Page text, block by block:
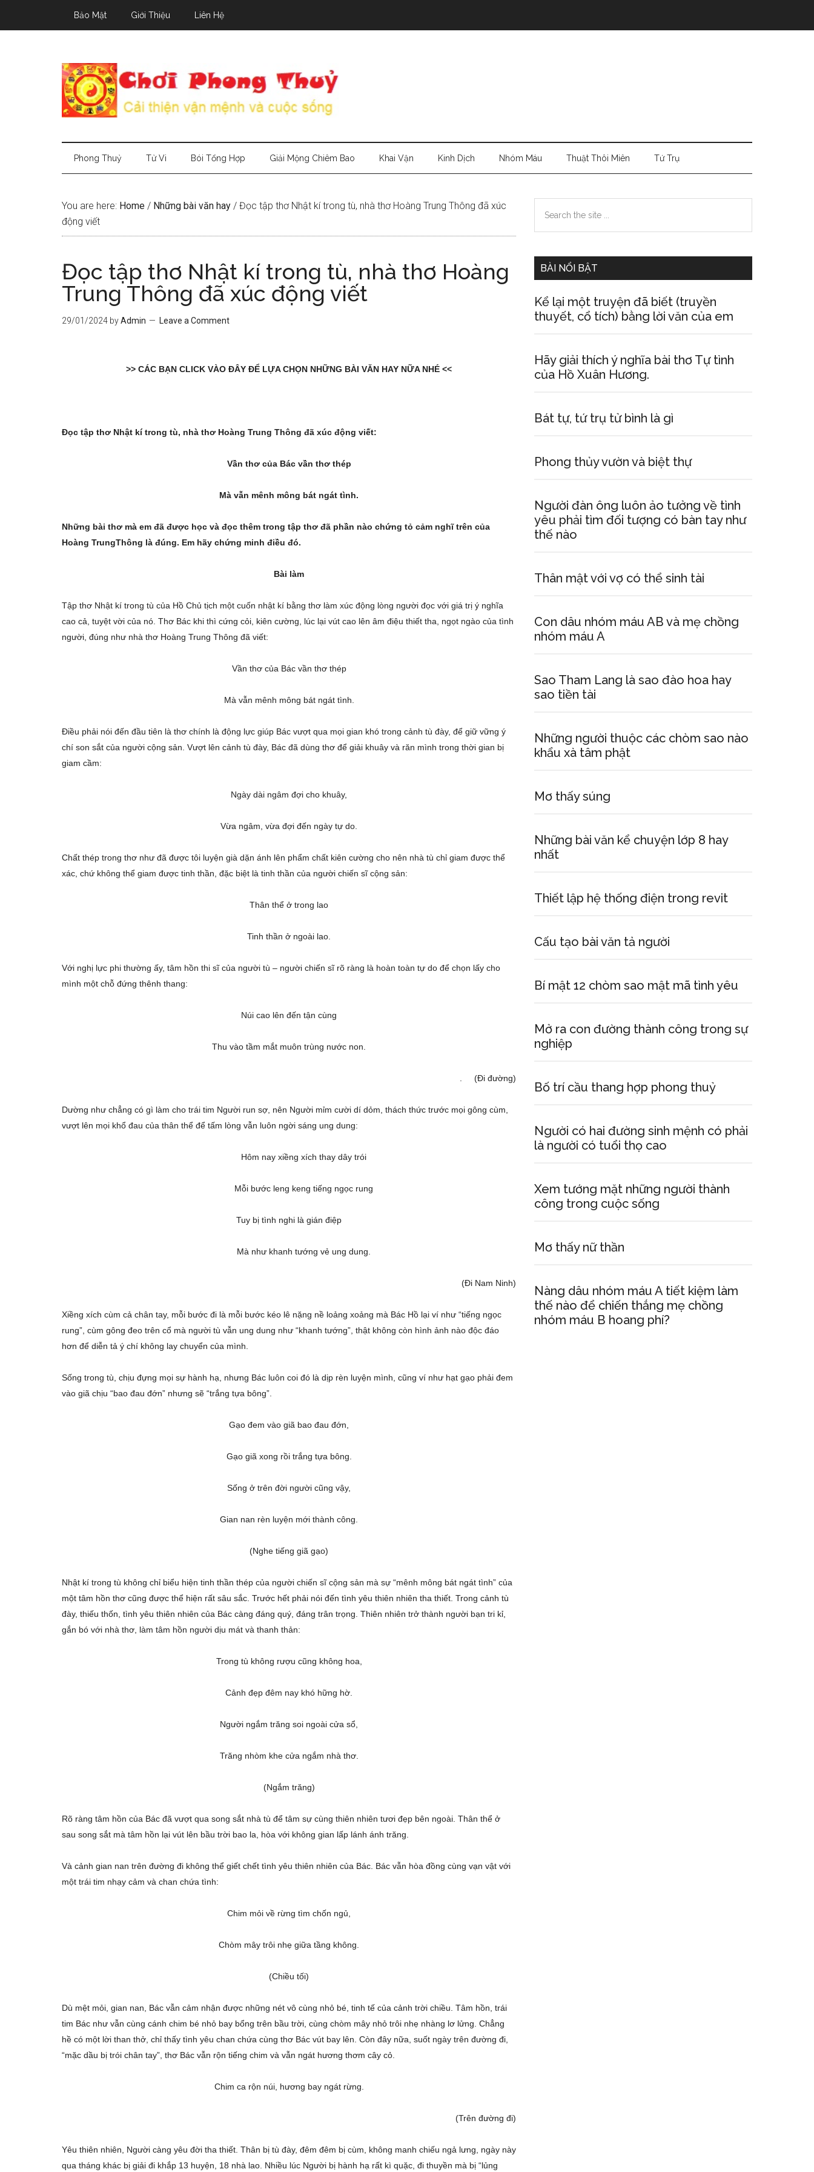
Bảo Mật Giới Thiệu Liên Hệ
Phong Thuỷ Tử Vi Bói Tổng Hợp Giải Mộng Chiêm Bao Khai Vận Kinh Dịch Nhóm Máu Thuật Thôi Miên Tứ Trụ
You are here: Home / Những bài văn hay / Đọc tập thơ Nhật kí trong tù, nhà thơ Hoàng Trung Thông đã xúc
động viết
Đọc tập thơ Nhật kí trong tù, nhà thơ Hoàng
Trung Thông đã xúc động viết
29/01/2024 byAdmin Leave a Comment
>> CÁC BẠN CLICK VÀO ĐÂY ĐỂ LỰA CHỌN NHỮNG BÀI VĂN HAY NỮA NHÉ <<
Đọc tập thơ Nhật kí trong tù, nhà thơ Hoàng Trung Thông đã xúc động viết:
Vần thơ của Bác vần thơ thép
Mà vẫn mênh mông bát ngát tình.
Những bài thơ mà em đã được học và đọc thêm trong tập thơ đã phần nào chứng tỏ cảm nghĩ trên của
Hoàng TrungThông là đúng. Em hãy chứng minh điều đó.
Bài làm
Tập thơ Nhật kí trong tù của Hồ Chủ tịch một cuốn nhật kí bằng thơ làm xúc động lòng người đọc với giá trị ý nghĩa
cao cả, tuyệt vời của nó. Thơ Bác khi thì cứng cỏi, kiên cường, lúc lại vút cao lên âm điệu thiết tha, ngọt ngào của tình
người, đúng như nhà thơ Hoàng Trung Thông đã viết:
Vần thơ của Bác vần thơ thép
Mà vẫn mênh mông bát ngát tình.
Điều phải nói đến đầu tiên là thơ chính là động lực giúp Bác vượt qua mọi gian khó trong cảnh tù đày, để giữ vững ý
chí son sắt của người cộng sản. Vượt lên cảnh tù đày, Bác đã dùng thơ để giải khuây và răn mình trong thời gian bị
giam cầm:
Ngày dài ngâm đợi cho khuây,
Vừa ngâm, vừa đợi đến ngày tự do.
Chất thép trong thơ như đã được tôi luyện già dặn ánh lên phẩm chất kiên cường cho nên nhà tù chỉ giam được thể
xác, chứ không thể giam được tinh thần, đặc biệt là tinh thần của người chiến sĩ cộng sản:
Thân thể ở trong lao
Tinh thần ở ngoài lao.
Với nghị lực phi thường ấy, tâm hồn thi sĩ của người tù – người chiến sĩ rõ ràng là hoàn toàn tự do để chọn lấy cho
mình một chỗ đứng thênh thang:
Núi cao lên đến tận cùng
Thu vào tầm mắt muôn trùng nước non.
. (Đi đường)
Dường như chẳng có gì làm cho trái tim Người run sợ, nên Người mỉm cười dí dỏm, thách thức trước mọi gông cùm,
vượt lên mọi khổ đau của thân thể để tấm lòng vẫn luôn ngời sáng ung dung:
Hôm nay xiềng xích thay dây trói
Mỗi bước leng keng tiếng ngọc rung
Tuy bị tình nghi là gián điệp
Mà như khanh tướng vẻ ung dung.
(Đi Nam Ninh)
Xiềng xích cùm cả chân tay, mỗi bước đi là mỗi bước kéo lê nặng nề loảng xoảng mà Bác Hồ lại ví như “tiếng ngọc
rung”, cùm gông đeo trên cổ mà người tù vẫn ung dung như “khanh tướng”, thật không còn hình ảnh nào độc đáo
hơn để diễn tả ý chí không lay chuyển của mình.
Sống trong tù, chịu đựng mọi sự hành hạ, nhưng Bác luôn coi đó là dịp rèn luyện mình, cũng ví như hạt gạo phải đem
vào giã chịu “bao đau đớn” nhưng sẽ “trắng tựa bông”.
Gạo đem vào giã bao đau đớn,
Gạo giã xong rồi trắng tựa bông.
Sống ở trên đời người cũng vậy,
Gian nan rèn luyện mới thành công.
(Nghe tiếng giã gạo)
Nhật kí trong tù không chỉ biểu hiện tinh thần thép của người chiến sĩ cộng sản mà sự “mênh mông bát ngát tình” của
một tâm hồn thơ cũng được thể hiện rất sâu sắc. Trước hết phải nói đến tình yêu thiên nhiên tha thiết. Trong cảnh tù
đày, thiếu thốn, tình yêu thiên nhiên của Bác càng đáng quý, đáng trân trọng. Thiên nhiên trở thành người bạn tri kỉ,
gắn bó với nhà thơ, làm tâm hồn người dịu mát và thanh thản:
Trong tù không rượu cũng không hoa,
Cảnh đẹp đêm nay khó hững hờ.
Người ngắm trăng soi ngoài cửa sổ,
Trăng nhòm khe cửa ngắm nhà thơ.
(Ngắm trăng)
Rõ ràng tâm hồn của Bác đã vượt qua song sắt nhà tù để tâm sự cùng thiên nhiên tươi đẹp bên ngoài. Thân thể ở
sau song sắt mà tâm hồn lại vút lên bầu trời bao la, hòa với không gian lấp lánh ánh trăng.
Và cảnh gian nan trên đường đi không thể giết chết tình yêu thiên nhiên của Bác. Bác vẫn hòa đồng cùng vạn vật với
một trái tim nhạy cảm và chan chứa tình:
Chim mỏi về rừng tìm chốn ngủ,
Chòm mây trôi nhẹ giữa tầng không.
(Chiều tối)
Dù mệt mỏi, gian nan, Bác vẫn cảm nhận được những nét vô cùng nhỏ bé, tinh tế của cảnh trời chiều. Tâm hồn, trái
tim Bác như vẫn cùng cánh chim bé nhỏ bay bổng trên bầu trời, cùng chòm mây nhỏ trôi nhẹ nhàng lơ lửng. Chẳng
hề có một lời than thở, chỉ thấy tình yêu chan chứa cùng thơ Bác vút bay lên. Còn đây nữa, suốt ngày trên đường đi,
“mặc dầu bị trói chân tay”, thơ Bác vẫn rộn tiếng chim và vẫn ngát hương thơm cây cỏ.
Chim ca rộn núi, hương bay ngát rừng.
(Trên đường đi)
Yêu thiên nhiên, Người càng yêu đời tha thiết. Thân bị tù đày, đêm đêm bị cùm, không manh chiếu ngả lưng, ngày này
qua tháng khác bị giải đi khắp 13 huyện, 18 nhà lao. Nhiều lúc Người bị hành hạ rất kì quặc, đi thuyền mà bị “lủng
Primary
Sidebar
the
BÀI NỔI BẬT
Kể lại một truyện đã biết (truyền
thuyết, cổ tích) bằng lời văn của em
Hãy giải thích ý nghĩa bài thơ Tự tình
của Hồ Xuân Hương.
Bát tự, tứ trụ tử bình là gì
Phong thủy vườn và biệt thự
Người đàn ông luôn ảo tưởng về tình
yêu phải tìm đối tượng có bàn tay như
thế nào
Thân mật với vợ có thể sinh tài
Con dâu nhóm máu AB và mẹ chồng
nhóm máu A
Sao Tham Lang là sao đào hoa hay
sao tiền tài
Những người thuộc các chòm sao nào
khẩu xà tâm phật
Mơ thấy súng
Những bài văn kể chuyện lớp 8 hay
nhất
Thiết lập hệ thống điện trong revit
Cấu tạo bài văn tả người
Bí mật 12 chòm sao mật mã tình yêu
Mở ra con đường thành công trong sự
nghiệp
Bố trí cầu thang hợp phong thuỷ
Người có hai đường sinh mệnh có phải
là người có tuổi thọ cao
Xem tướng mặt những người thành
công trong cuộc sống
Mơ thấy nữ thần
Nàng dâu nhóm máu A tiết kiệm làm
thế nào để chiến thắng mẹ chồng
nhóm máu B hoang phí?